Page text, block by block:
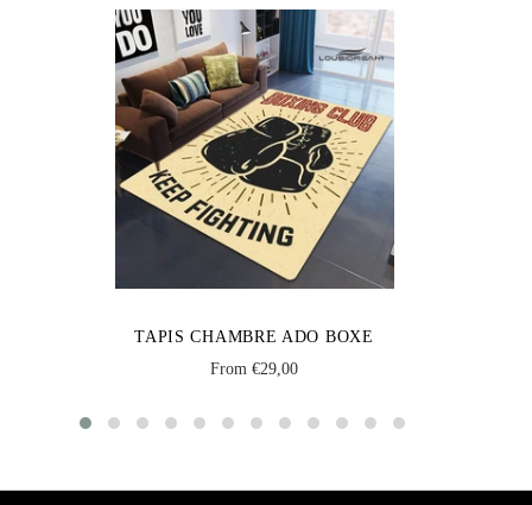
TAPIS CHAMBRE ADO BOXE
From €29,00